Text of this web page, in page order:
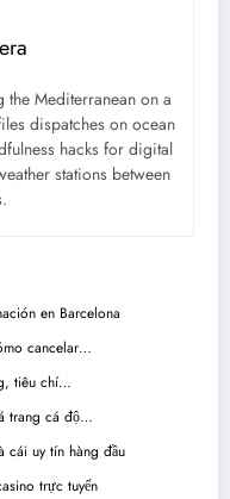
Mediterranean on a
dispatches on ocean
hacks for digital
stations between
en Barcelona
cancelar…
tiêu chí…
trang cá độ…
cái uy tín hàng đầu
trực tuyến